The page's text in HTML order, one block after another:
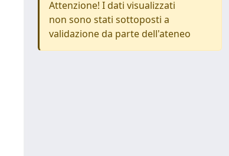
Attenzione! I dati visualizzati
non sono stati sottoposti a
validazione da parte dell'ateneo